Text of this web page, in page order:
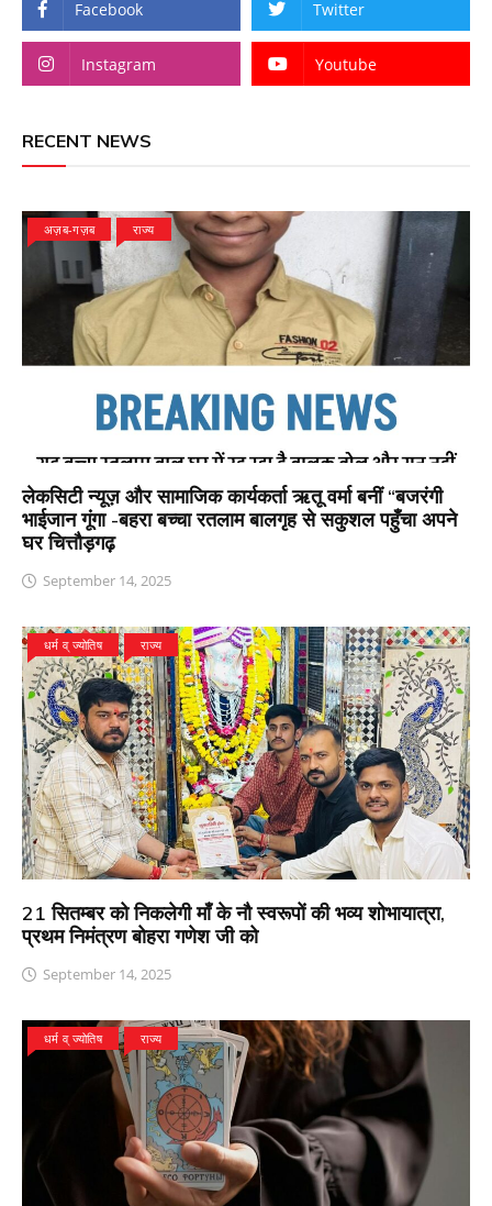
Facebook Twitter
Instagram Youtube
RECENT NEWS
अज़ब-गज़ब राज्य
लेकसिटी न्यूज़ और सामाजिक कार्यकर्ता ऋतू वर्मा बनीं “बजरंगी
भाईजान गूंगा -बहरा बच्चा रतलाम बालगृह से सकुशल पहुँचा अपने
घर चित्तौड़गढ़
September 14, 2025
धर्म व् ज्योतिष राज्य
21 सितम्बर को निकलेगी माँ के नौ स्वरूपों की भव्य शोभायात्रा,
प्रथम निमंत्रण बोहरा गणेश जी को
September 14, 2025
धर्म व् ज्योतिष राज्य